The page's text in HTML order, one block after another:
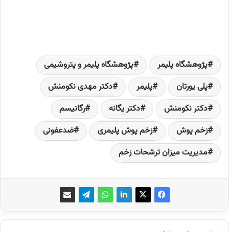
پژوهشگاه پلیمر
پژوهشگاه پلیمر و پتروشیمی
پلی ­یورتان
پلیمر
دکتر مهدی نکومنش
دکتر نکومنش
دکتر یگانه
رگانیسم
زخم پوش
زخم پوش پلیمری
ضدعفونی
مدیریت میزان ترشحات زخم